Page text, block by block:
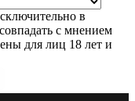
в
с мнением
для лиц 18 лет и